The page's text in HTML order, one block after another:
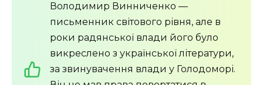
Володимир Винниченко —
письменник світового рівня, але в
роки радянської влади його було
викреслено з української літератури,
за звинувачення влади у Голодоморі.